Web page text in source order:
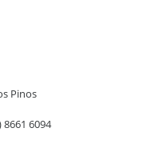
Pinos
8661 6094